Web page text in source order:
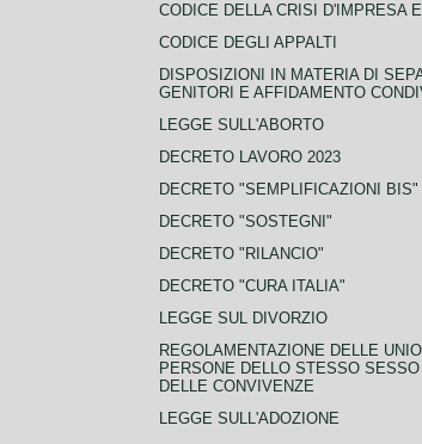
CODICE DELLA CRISI D'IMPRESA
CODICE DEGLI APPALTI
DISPOSIZIONI IN MATERIA DI
GENITORI E AFFIDAMENTO
LEGGE SULL'ABORTO
DECRETO LAVORO 2023
DECRETO "SEMPLIFICAZIONI BIS"
DECRETO "SOSTEGNI"
DECRETO "RILANCIO"
DECRETO "CURA ITALIA"
LEGGE SUL DIVORZIO
REGOLAMENTAZIONE DELLE
PERSONE DELLO STESSO
DELLE CONVIVENZE
LEGGE SULL'ADOZIONE